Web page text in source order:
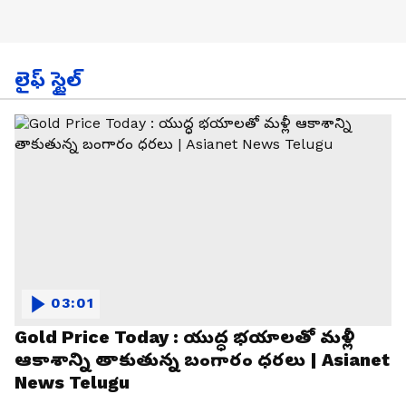
లైఫ్ స్టైల్
Gold Price Today : యుద్ధ భయాలతో మళ్లీ
ఆకాశాన్ని తాకుతున్న బంగారం ధరలు | Asianet
News Telugu
03:01